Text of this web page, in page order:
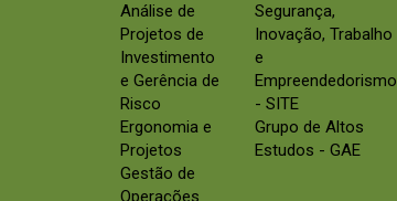
Análise de
Projetos de
Investimento
e Gerência de
Risco
Ergonomia e
Projetos
Gestão de
Operações
Segurança,
Inovação, Trabalho
e
Empreendedorismo
- SITE
Grupo de Altos
Estudos - GAE